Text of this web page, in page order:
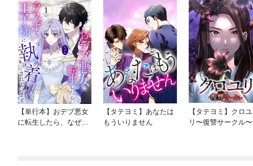
【単行本】おデブ悪女
に転生したら、なぜか
【タテヨミ】あなたは
もういりません
【タテヨミ】クロユ
リ〜復讐サークル〜